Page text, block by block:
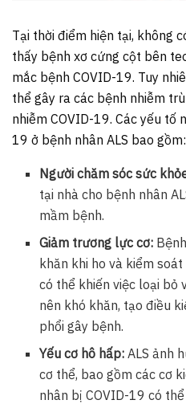
Tại thời điểm hiện tại, không
thấy bệnh xơ cứng cột bên
mắc bệnh COVID-19. Tuy
thể gây ra các bệnh nhiễm
nhiễm COVID-19. Các yếu tố
19 ở bệnh nhân ALS bao gồm:
Người chăm sóc sức
tại nhà cho bệnh nhân
mầm bệnh.
Giảm trương lực cơ:
khăn khi ho và kiểm
có thể khiến việc loại bỏ
nên khó khăn, tạo điều
phổi gây bệnh.
Yếu cơ hô hấp: ALS ảnh
cơ thể, bao gồm các cơ
nhân bị COVID-19 có